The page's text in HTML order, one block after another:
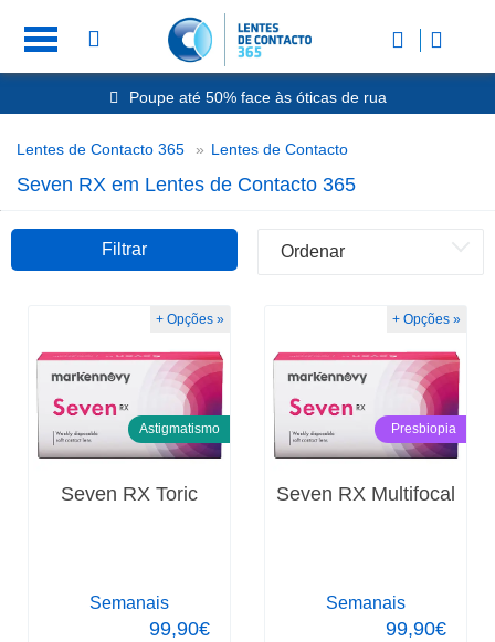
Poupe até 50% face às óticas de rua
Envio Rápido 24h a 48h
Nº1 na Opinião dos Clientes
Lentes de Contacto 365 Lentes de ContactoLentes Seven RX
Seven RX em Lentes de Contacto 365
Filtrar
Seven RX Toric
99,90€
Astigmatismo
Semanais
+ Opções »
Seven RX Multifocal
99,90€
Presbiopia
Semanais
+ Opções »